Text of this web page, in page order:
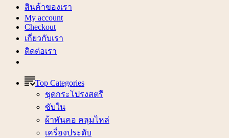
สินค้าของเรา
My account
Checkout
เกี่ยวกับเรา
ติดต่อเรา
Top Categories
ชุดกระโปรงสตรี
ซับใน
ผ้าพันคอ คลุมไหล่
เครื่องประดับ